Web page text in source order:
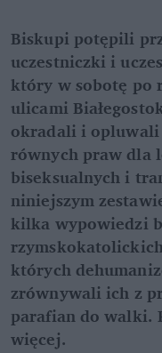
Biskupi potępili
uczestniczki i
który w sobotę po
ulicami
okradali i
równych praw dla
biseksualnych i
niniejszym
kilka wypowiedzi
których
zrównywali ich z
parafian do walki.
więcej.